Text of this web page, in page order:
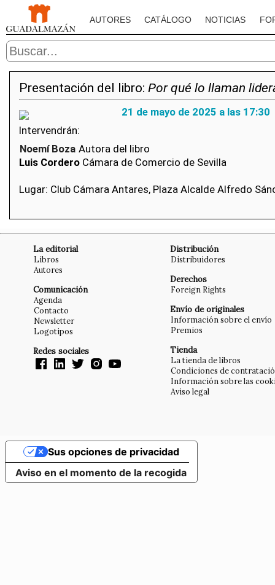
AUTORES CATÁLOGO NOTICIAS
Presentación del libro: Por qué lo llaman
21 de mayo de 2025 a las 17:30
Intervendrán:
Noemí Boza Autora del libro
Luis Cordero Cámara de Comercio de Sevilla
Lugar: Club Cámara Antares, Plaza Alcalde Alfredo
La editorial
Libros
Autores
Comunicación
Agenda
Contacto
Newsletter
Logotipos
Redes sociales
Distribución
Distribuidores
Derechos
Foreign Rights
Envío de originales
Información sobre el envío
Premios
Tienda
La tienda de libros
Condiciones de
Información sobre las
Aviso legal
Aviso en el momento de la recogida
Sus opciones de privacidad